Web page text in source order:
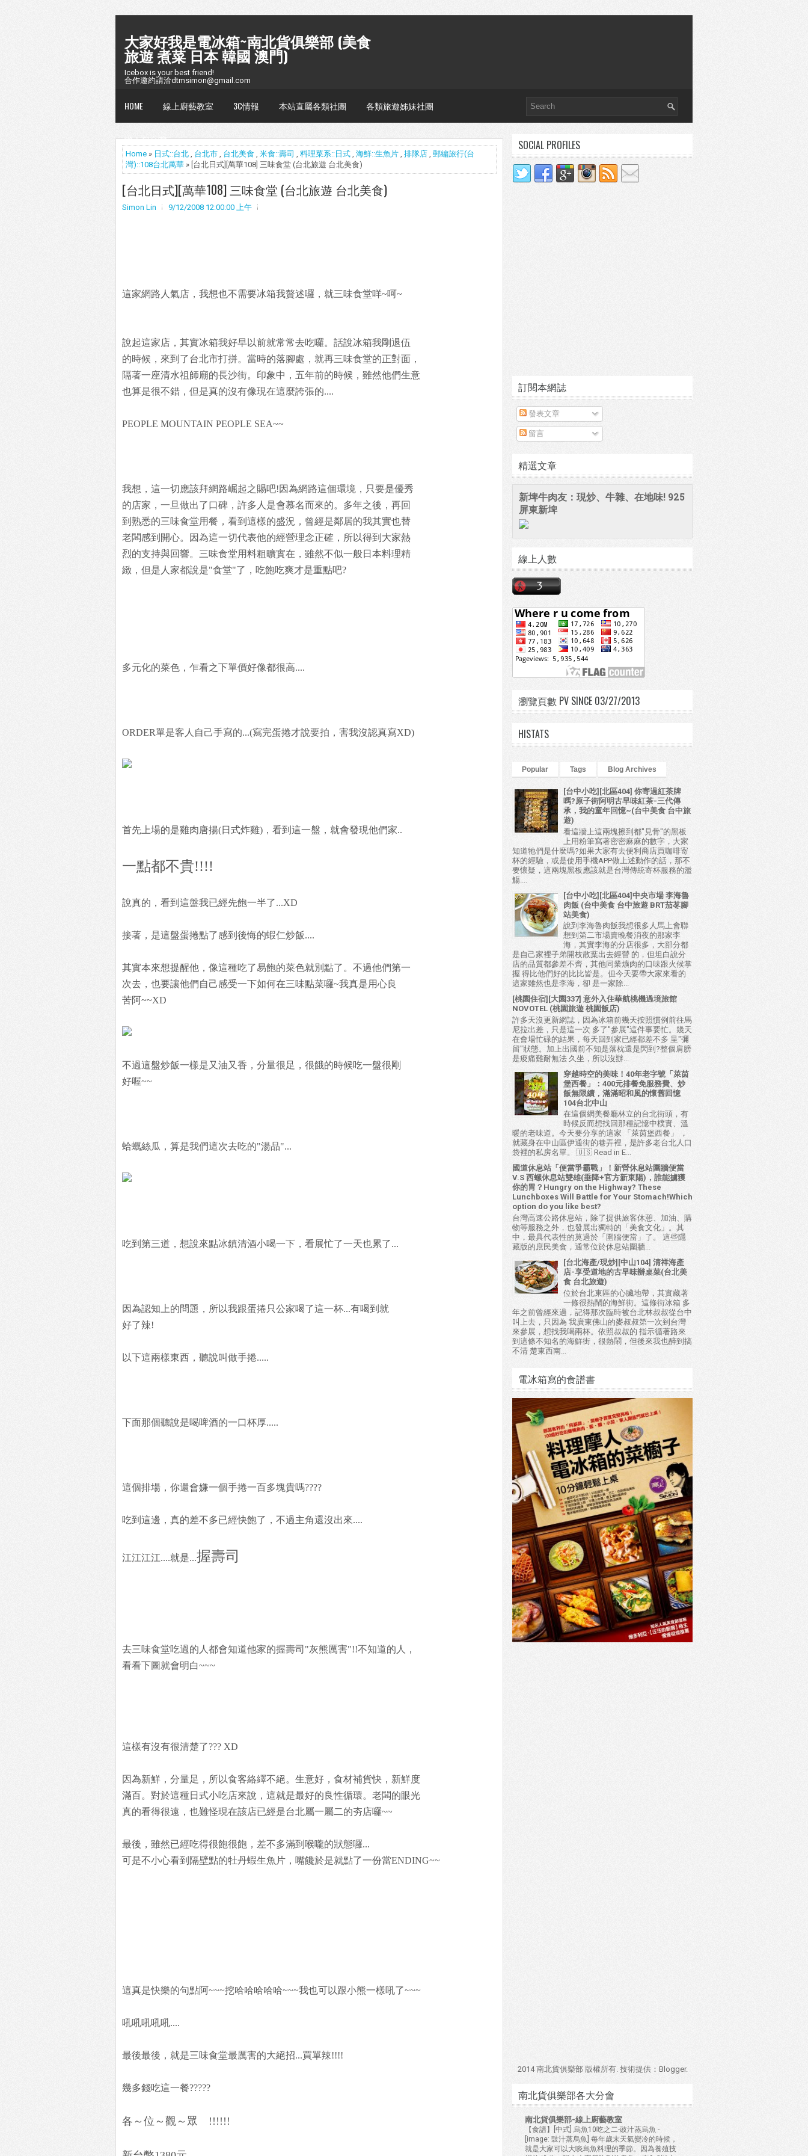
大家好我是電冰箱~南北貨俱樂部 (美食
旅遊 煮菜 日本 韓國 澳門)
Icebox is your best friend!
合作邀約請洽dtmsimon@gmail.com
HOME 線上廚藝教室 3C情報 本站直屬各類社團 各類旅遊姊妹社團
懶人包台灣
Home » 日式::台北 , 台北市 , 台北美食 , 米食::壽司 , 料理菜系::日式 , 海鮮::生魚片 , 排隊店 , 郵編旅行(台
灣)::108台北萬華 » [台北日式][萬華108] 三味食堂 (台北旅遊 台北美食)
[台北日式][萬華108] 三味食堂 (台北旅遊 台北美食)
Simon Lin 9/12/2008 12:00:00 上午
這家網路人氣店，我想也不需要冰箱我贅述囉，就三味食堂咩~呵~
說起這家店，其實冰箱我好早以前就常常去吃囉。話說冰箱我剛退伍
的時候，來到了台北市打拼。當時的落腳處，就再三味食堂的正對面，
隔著一座清水祖師廟的長沙街。印象中，五年前的時候，雖然他們生意
也算是很不錯，但是真的沒有像現在這麼誇張的....
PEOPLE MOUNTAIN PEOPLE SEA~~
我想，這一切應該拜網路崛起之賜吧!因為網路這個環境，只要是優秀
的店家，一旦做出了口碑，許多人是會慕名而來的。多年之後，再回
到熟悉的三味食堂用餐，看到這樣的盛況，曾經是鄰居的我其實也替
老闆感到開心。因為這一切代表他的經營理念正確，所以得到大家熱
烈的支持與回響。三味食堂用料粗曠實在，雖然不似一般日本料理精
緻，但是人家都說是"食堂"了，吃飽吃爽才是重點吧?
多元化的菜色，乍看之下單價好像都很高....
ORDER單是客人自己手寫的...(寫完蛋捲才說要拍，害我沒認真寫XD)
首先上場的是雞肉唐揚(日式炸雞)，看到這一盤，就會發現他們家..
一點都不貴!!!!
說真的，看到這盤我已經先飽一半了...XD
接著，是這盤蛋捲點了感到後悔的蝦仁炒飯....
其實本來想提醒他，像這種吃了易飽的菜色就別點了。不過他們第一
次去，也要讓他們自己感受一下如何在三味點菜囉~我真是用心良
苦阿~~XD
不過這盤炒飯一樣是又油又香，分量很足，很餓的時候吃一盤很剛
好喔~~
蛤蠣絲瓜，算是我們這次去吃的"湯品"...
吃到第三道，想說來點冰鎮清酒小喝一下，看展忙了一天也累了...
因為認知上的問題，所以我跟蛋捲只公家喝了這一杯...有喝到就
好了辣!
以下這兩樣東西，聽說叫做手捲.....
下面那個聽說是喝啤酒的一口杯厚.....
這個排場，你還會嫌一個手捲一百多塊貴嗎????
吃到這邊，真的差不多已經快飽了，不過主角還沒出來....
江江江江....就是...握壽司
去三味食堂吃過的人都會知道他家的握壽司"灰熊厲害"!!不知道的人，
看看下圖就會明白~~~
這樣有沒有很清楚了??? XD
因為新鮮，分量足，所以食客絡繹不絕。生意好，食材補貨快，新鮮度
滿百。對於這種日式小吃店來說，這就是最好的良性循環。老闆的眼光
真的看得很遠，也難怪現在該店已經是台北屬一屬二的夯店囉~~
最後，雖然已經吃得很飽很飽，差不多滿到喉嚨的狀態囉...
可是不小心看到隔壁點的牡丹蝦生魚片，嘴饞於是就點了一份當ENDING~~
這真是快樂的句點阿~~~挖哈哈哈哈哈~~~我也可以跟小熊一樣吼了~~~
吼吼吼吼吼....
最後最後，就是三味食堂最厲害的大絕招...買單辣!!!!
幾多錢吃這一餐?????
各～位～觀～眾 !!!!!!
SOCIAL PROFILES
訂閱本網誌
發表文章
留言
精選文章
新埤牛肉友：現炒、牛雜、在地味! 925
屏東新埤
線上人數
瀏覽頁數 PV SINCE 03/27/2013
HISTATS
Popular Tags Blog Archives
[台中小吃][北區404] 你寄過紅茶牌
嗎?原子街阿明古早味紅茶-三代傳
承，我的童年回憶~(台中美食 台中旅
遊)
看這牆上這兩塊擦到都"見骨"的黑板
上用粉筆寫著密密麻麻的數字，大家
知道牠們是什麼嗎?如果大家有去便利商店買咖啡寄
杯的經驗，或是使用手機APP做上述動作的話，那不
要懷疑，這兩塊黑板應該就是台灣傳統寄杯服務的濫
觴....
[台中小吃][北區404]中央市場 李海魯
肉飯 (台中美食 台中旅遊 BRT茄苳腳
站美食)
說到李海魯肉飯我想很多人馬上會聯
想到第二市場賣晚餐消夜的那家李
海，其實李海的分店很多，大部分都
是自己家裡子弟開枝散葉出去經營 的，但坦白說分
店的品質都參差不齊，其他同業爌肉的口味跟火候掌
握 得比他們好的比比皆是。但今天要帶大家來看的
這家雖然也是李海，卻 是一家除...
[桃園住宿][大園337] 意外入住華航桃機過境旅館
NOVOTEL (桃園旅遊 桃園飯店)
許多天沒更新網誌，因為冰箱前幾天按照慣例前往馬
尼拉出差，只是這一次 多了"參展"這件事要忙。幾天
在會場忙碌的結果，每天回到家已經都差不多 呈"彌
留"狀態。加上出國前不知是落枕還是閃到?整個肩膀
是痠痛難耐無法 久坐，所以沒辦...
穿越時空的美味！40年老字號「萊茵
堡西餐」：400元排餐免服務費、炒
飯無限續，滿滿昭和風的懷舊回憶
104台北中山
在這個網美餐廳林立的台北街頭，有
時候反而想找回那種記憶中樸實、溫
暖的老味道。今天要分享的這家 「萊茵堡西餐」 ，
就藏身在中山區伊通街的巷弄裡，是許多老台北人口
袋裡的私房名單。 🇺🇸 Read in E...
國道休息站「便當爭霸戰」！新營休息站圍牆便當
V.S 西螺休息站雙雄(垂降+官方新東陽)，誰能擄獲
你的胃？Hungry on the Highway? These
Lunchboxes Will Battle for Your Stomach!Which
option do you like best?
台灣高速公路休息站，除了提供旅客休憩、加油、購
物等服務之外，也發展出獨特的「美食文化」。其
中，最具代表性的莫過於「圍牆便當」了。 這些隱
藏版的庶民美食，通常位於休息站圍牆...
[台北海產/現炒][中山104] 清祥海產
店-享受道地的古早味辦桌菜(台北美
食 台北旅遊)
位於台北東區的心臟地帶，其實藏著
一條很熱鬧的海鮮街。這條街冰箱 多
年之前曾經來過，記得那次臨時被台北林叔叔從台中
叫上去，只因為 我廣東佛山的麥叔叔第一次到台灣
來參展，想找我喝兩杯。依照叔叔的 指示循著路來
到這條不知名的海鮮街，很熱鬧，但後來我也醉到搞
不清 楚東西南...
電冰箱寫的食譜書
2014 南北貨俱樂部 版權所有. 技術提供： Blogger.
南北貨俱樂部各大分會
南北貨俱樂部-線上廚藝教室
【食譜】[中式] 烏魚10吃之二-豉汁蒸烏魚 -
[image: 豉汁蒸烏魚] 每年歲末天氣變冷的時候，
就是大家可以大啖烏魚料理的季節。因為養殖技